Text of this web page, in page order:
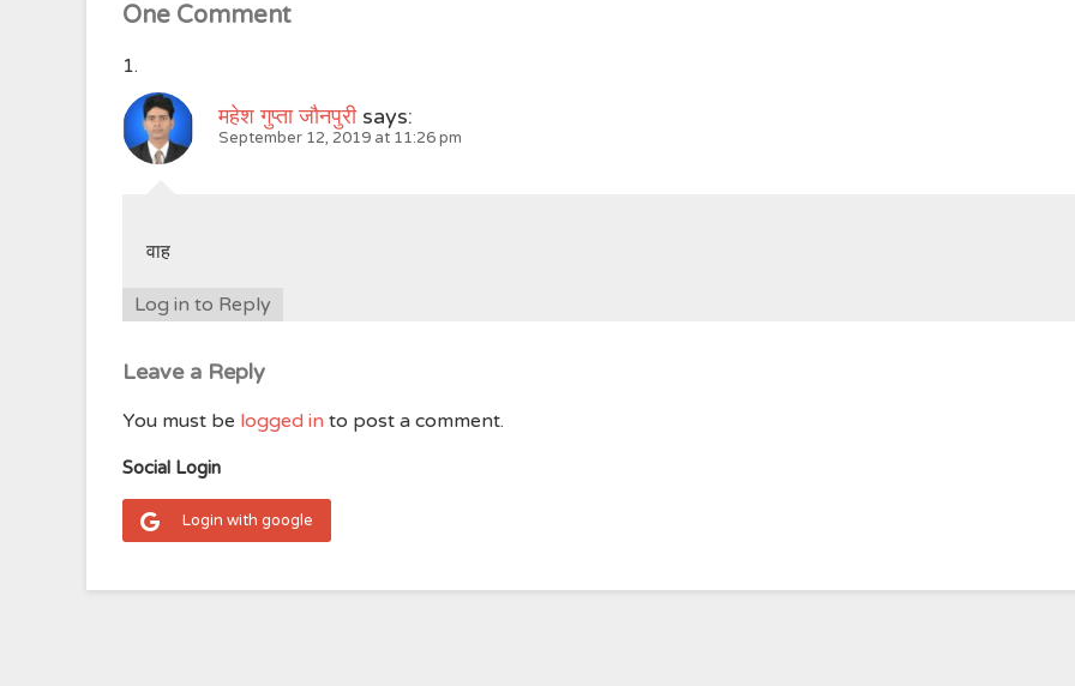
One Comment
महेश गुप्ता जौनपुरी says:
September 12, 2019 at 11:26 pm
वाह
Log in to Reply
Leave a Reply
You must be logged in to post a comment.
Social Login
Login with google